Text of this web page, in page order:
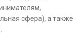
сфера), а также